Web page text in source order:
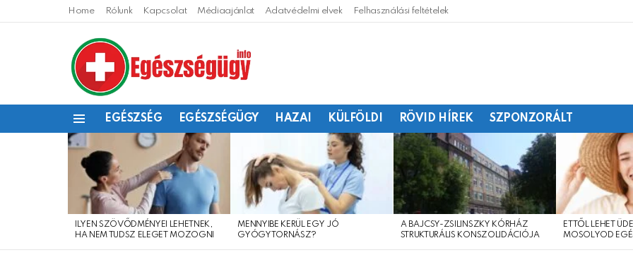
Home Rólunk Kapcsolat Médiaajánlat Adatvédelmi elvek Felhasználási feltételek
EGÉSZSÉG EGÉSZSÉGÜGY HAZAI KÜLFÖLDI RÖVID HÍREK SZPONZORÁLT
LEGFRISSEBB
CIKKEINK
ILYEN SZÖVŐDMÉNYEI LEHETNEK,
HA NEM TUDSZ ELEGET MOZOGNI
MENNYIBE KERÜL EGY JÓ
GYÓGYTORNÁSZ?
A BAJCSY-ZSILINSZKY KÓRHÁZ
STRUKTURÁLIS KONSZOLIDÁCIÓJA
ETTŐL LEHET
MOSOLYOD